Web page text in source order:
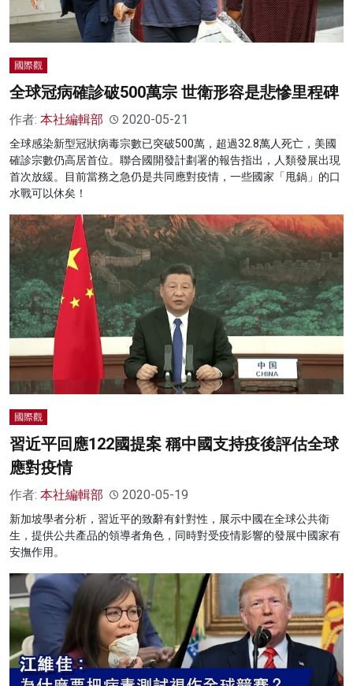
國際觀
全球冠病確診破500萬宗 世衛形容是悲慘里程碑
作者: 本社編輯部 2020-05-21
全球感染新型冠狀病毒宗數已突破500萬，超過32.8萬人死亡，美國
確診宗數仍高居首位。聯合國開發計劃署的報告指出，人類發展出現
首次放緩。目前當務之急仍是共同應對疫情，一些國家「甩鍋」的口
水戰可以休矣！
國際觀
習近平回應122國提案 稱中國支持疫後評估全球
應對疫情
作者: 本社編輯部 2020-05-19
新加坡學者分析，習近平的致辭有針對性，展示中國在全球公共衛
生，提供公共產品的領導者角色，同時對受疫情影響的發展中國家有
安撫作用。